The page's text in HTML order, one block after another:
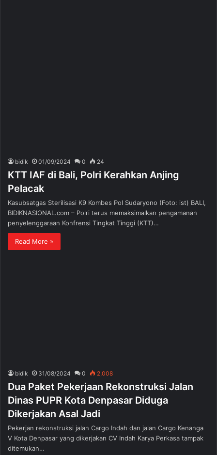
bidik 01/09/2024 0 24
KTT IAF di Bali, Polri Kerahkan Anjing
Pelacak
Kasubsatgas Sterilisasi K9 Kombes Pol Sudaryono (Foto: ist) BALI,
BIDIKNASIONAL.com – Polri terus memaksimalkan pengamanan
penyelenggaraan Konfrensi Tingkat Tinggi (KTT)…
Read More »
bidik 31/08/2024 0 2,008
Dua Paket Pekerjaan Rekonstruksi Jalan
Dinas PUPR Kota Denpasar Diduga
Dikerjakan Asal Jadi
Pekerjan rekonstruksi jalan Cargo Indah dan jalan Cargo Kenanga
V Kota Denpasar yang dikerjakan CV Indah Karya Perkasa tampak
ditemukan…